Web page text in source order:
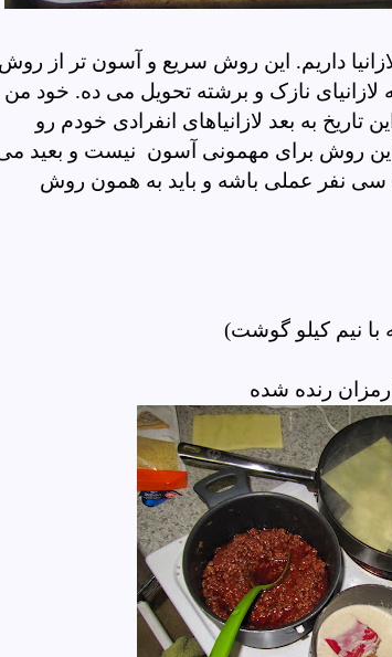
داریم. این روش سریع و آسون تر از
نازک و برشته تحویل می ده. خود من
به بعد لازانیاهای انفرادی خودم رو
این روش برای مهمونی آسون نیست و بعید
سی نفر عملی باشه و باید به همون روش
نیم کیلو گوشت)
رنده شده